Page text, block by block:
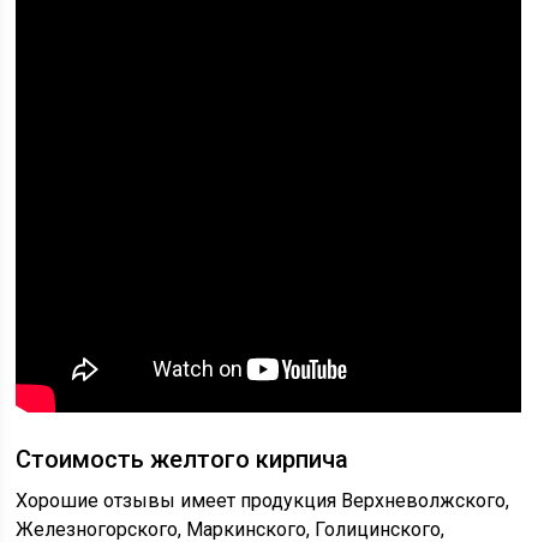
Стоимость желтого кирпича
Хорошие отзывы имеет продукция Верхневолжского,
Железногорского, Маркинского, Голицинского,